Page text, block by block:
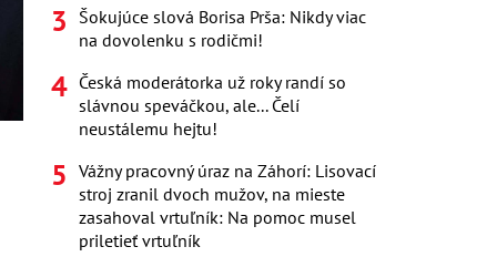
Šokujúce slová Borisa Prša: Nikdy viac
na dovolenku s rodičmi!
Česká moderátorka už roky randí so
slávnou speváčkou, ale... Čelí
neustálemu hejtu!
Vážny pracovný úraz na Záhorí: Lisovací
stroj zranil dvoch mužov, na mieste
zasahoval vrtuľník: Na pomoc musel
priletieť vrtuľník